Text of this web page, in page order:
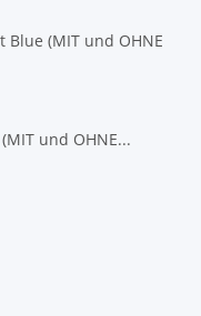
(MIT und OHNE